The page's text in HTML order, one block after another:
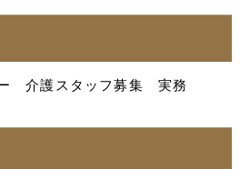
介護スタッフ募集 実務